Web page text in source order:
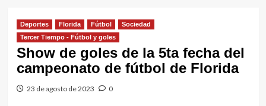
Deportes Florida Fútbol
Sociedad
Tercer Tiempo - Fútbol y goles
Show de goles de la 5ta fecha del
campeonato de fútbol de Florida
23 de agosto de 2023 0